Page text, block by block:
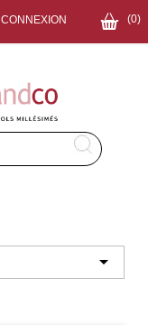
(0)
CONNEXION
